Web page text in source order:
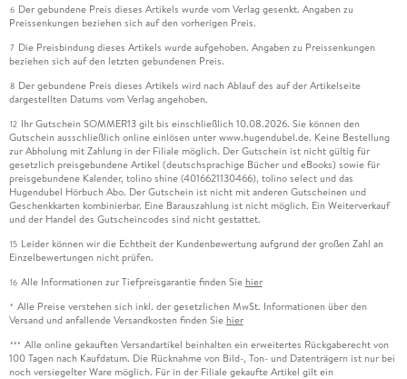
6 Der gebundene Preis dieses Artikels wurde vom Verlag gesenkt. Angaben zu
Preissenkungen beziehen sich auf den vorherigen Preis.
7 Die Preisbindung dieses Artikels wurde aufgehoben. Angaben zu Preissenkungen
beziehen sich auf den letzten gebundenen Preis.
8 Der gebundene Preis dieses Artikels wird nach Ablauf des auf der Artikelseite
dargestellten Datums vom Verlag angehoben.
12 Ihr Gutschein SOMMER13 gilt bis einschließlich 10.08.2026. Sie können den
Gutschein ausschließlich online einlösen unter www.hugendubel.de. Keine Bestellung
zur Abholung mit Zahlung in der Filiale möglich. Der Gutschein ist nicht gültig für
gesetzlich preisgebundene Artikel (deutschsprachige Bücher und eBooks) sowie für
preisgebundene Kalender, tolino shine (4016621130466), tolino select und das
Hugendubel Hörbuch Abo. Der Gutschein ist nicht mit anderen Gutscheinen und
Geschenkkarten kombinierbar. Eine Barauszahlung ist nicht möglich. Ein Weiterverkauf
und der Handel des Gutscheincodes sind nicht gestattet.
15 Leider können wir die Echtheit der Kundenbewertung aufgrund der großen Zahl an
Einzelbewertungen nicht prüfen.
16 Alle Informationen zur Tiefpreisgarantie finden Sie hier
* Alle Preise verstehen sich inkl. der gesetzlichen MwSt. Informationen über den
Versand und anfallende Versandkosten finden Sie hier
*** Alle online gekauften Versandartikel beinhalten ein erweitertes Rückgaberecht von
100 Tagen nach Kaufdatum. Die Rücknahme von Bild-, Ton- und Datenträgern ist nur bei
noch versiegelter Ware möglich. Für in der Filiale gekaufte Artikel gilt ein